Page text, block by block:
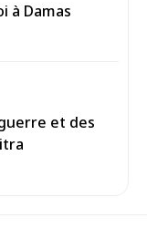
à Damas
et des